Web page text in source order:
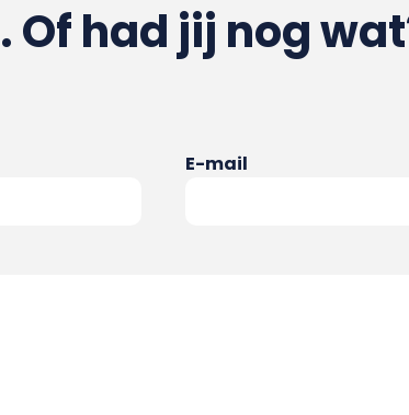
Of had jij nog
E-mail